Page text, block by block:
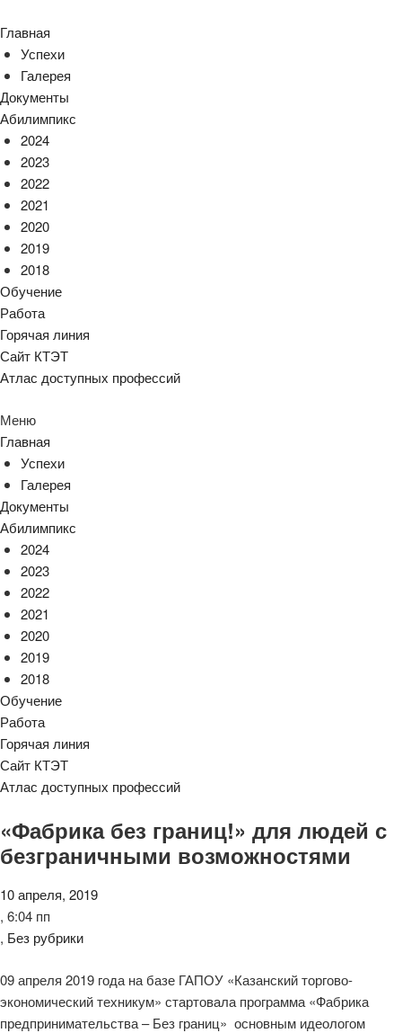
Главная
Успехи
Галерея
Документы
Абилимпикс
2024
2023
2022
2021
2020
2019
2018
Обучение
Работа
Горячая линия
Сайт КТЭТ
Атлас доступных профессий
Меню
Главная
Успехи
Галерея
Документы
Абилимпикс
2024
2023
2022
2021
2020
2019
2018
Обучение
Работа
Горячая линия
Сайт КТЭТ
Атлас доступных профессий
«Фабрика без границ!» для людей с
безграничными возможностями
10 апреля, 2019
, 6:04 пп
, Без рубрики
09 апреля 2019 года на базе ГАПОУ «Казанский торгово-
экономический техникум» стартовала программа «Фабрика
предпринимательства – Без границ» основным идеологом